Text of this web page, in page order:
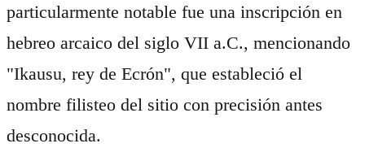
particularmente notable fue una inscripción en
hebreo arcaico del siglo VII a.C., mencionando
"Ikausu, rey de Ecrón", que estableció el
nombre filisteo del sitio con precisión antes
desconocida.